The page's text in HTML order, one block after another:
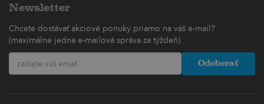
Newsletter
Chcete dostávať akciové ponuky priamo na váš e-mail?
(maximálne jedna e-mailová správa za týždeň)
Odoberať